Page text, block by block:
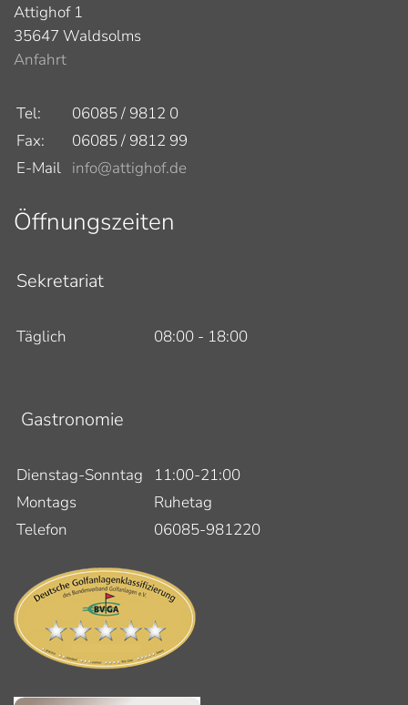
Attighof 1
35647 Waldsolms
Anfahrt
Tel:
06085 / 9812 0
Fax:
06085 / 9812 99
E-Mail info@attighof.de
Öffnungszeiten
Sekretariat
Täglich 08:00 - 18:00
Gastronomie
Dienstag-Sonntag
11:00-21:00
Montags
Ruhetag
Telefon
06085-981220